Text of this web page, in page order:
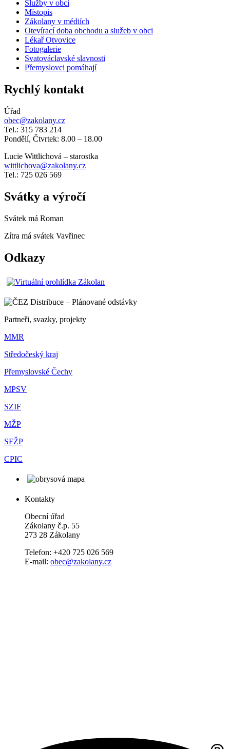
Služby v obci
Místopis
Zákolany v médiích
Otevírací doba obchodu a služeb v obci
Lékař Otvovice
Fotogalerie
Svatováclavské slavnosti
Přemyslovci pomáhají
Rychlý kontakt
Úřad
obec@zakolany.cz
Tel.: 315 783 214
Pondělí, Čtvrtek: 8.00 – 18.00
Lucie Wittlichová – starostka
wittlichova@zakolany.cz
Tel.: 725 026 569
Svátky a výročí
Svátek má Roman
Zítra má svátek Vavřinec
Odkazy
Partneři, svazky, projekty
MMR
Středočeský kraj
Přemyslovské Čechy
MPSV
SZIF
MŽP
SFŽP
CPIC
Kontakty
Obecní úřad
Zákolany č.p. 55
273 28 Zákolany
Telefon: +420 725 026 569
E-mail: obec@zakolany.cz